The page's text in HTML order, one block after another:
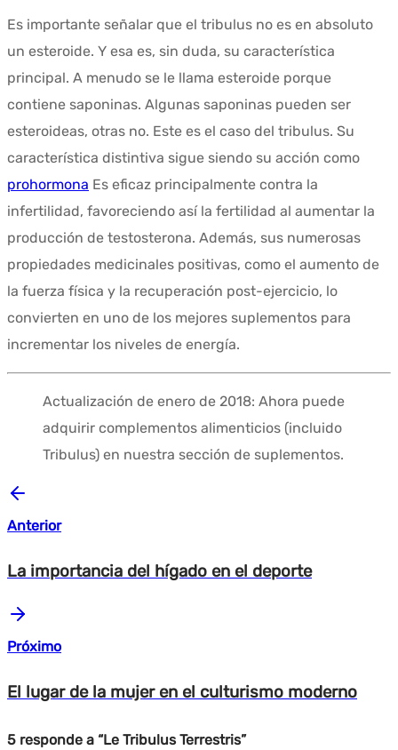
Es importante señalar que el tribulus no es en absoluto
un esteroide. Y esa es, sin duda, su característica
principal. A menudo se le llama esteroide porque
contiene saponinas. Algunas saponinas pueden ser
esteroideas, otras no. Este es el caso del tribulus. Su
característica distintiva sigue siendo su acción como
prohormona Es eficaz principalmente contra la
infertilidad, favoreciendo así la fertilidad al aumentar la
producción de testosterona. Además, sus numerosas
propiedades medicinales positivas, como el aumento de
la fuerza física y la recuperación post-ejercicio, lo
convierten en uno de los mejores suplementos para
incrementar los niveles de energía.
Actualización de enero de 2018: Ahora puede
adquirir complementos alimenticios (incluido
Tribulus) en nuestra sección de suplementos.
Anterior
La importancia del hígado en el deporte
Próximo
El lugar de la mujer en el culturismo moderno
5 responde a “Le Tribulus Terrestris”